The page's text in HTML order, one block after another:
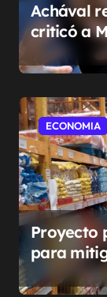
Achával
criticó a
ECONOMIA
Proyecto
para